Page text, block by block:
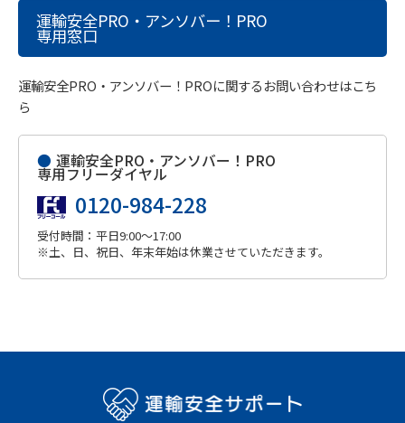
運輸安全PRO・アンソバー！PRO
専用窓口
運輸安全PRO・アンソバー！PROに関するお問い合わせはこち
ら
● 運輸安全PRO・アンソバー！PRO
専用フリーダイヤル
0120-984-228
受付時間：平日9:00～17:00
※土、日、祝日、年末年始は休業させていただきます。